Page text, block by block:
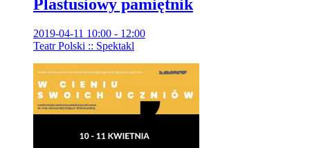
Plastusiowy pamiętnik
2019-04-11 10:00 - 12:00
Teatr Polski :: Spektakl